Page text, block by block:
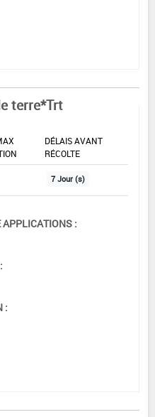
terre*Trt
DÉLAIS AVANT
RÉCOLTE
7 Jour (s)
:
: